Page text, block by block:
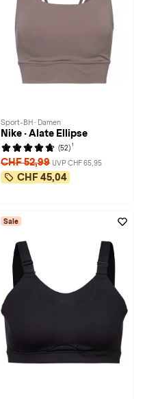
Sport-BH · Damen
Nike · Alate Ellipse
(52) 1
CHF 52,99 UVP CHF 65,95
CHF 45,04
Sale